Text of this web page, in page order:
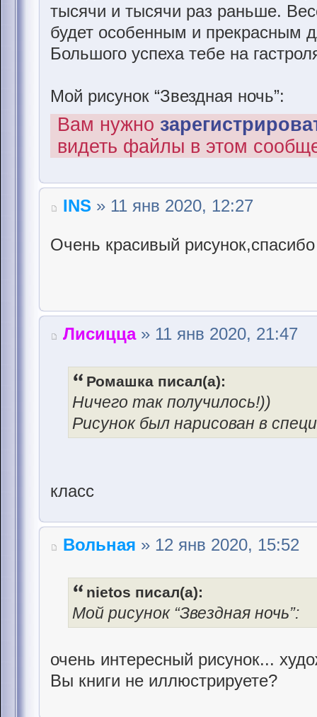
тысячи и тысячи раз раньше.
будет особенным и прекрасным
Большого успеха тебе на
Мой рисунок “Звездная ночь”:
Вам нужно
видеть файлы в этом
INS » 11 янв 2020, 12:27
Очень красивый
Лисицца» 11 янв 2020, 21:47
Ромашка писал(а):
Ничего так получилось!))
Рисунок был нарисован в
класс
Вольная » 12 янв 2020, 15:52
nietos писал(а):
Мой рисунок “Звездная ночь”:
очень интересный рисунок...
Вы книги не иллюстрируете?